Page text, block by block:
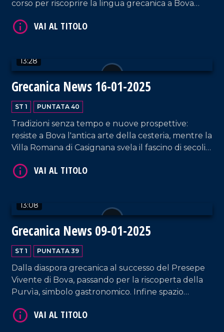
corso per riscoprire la lingua grecanica a Bova
calabrese del Novecento, e un territorio che
13:28
Grecanica News 16-01-2025
ST 1 PUNTATA 40
Tradizioni senza tempo e nuove prospettive:
resiste a Bova l'antica arte della cesteria, mentre la
Villa Romana di Casignana svela il fascino di secoli
Calabria, con l'arrivo di nuovi voli dal suo
13:08
Grecanica News 09-01-2025
ST 1 PUNTATA 39
Dalla diaspora grecanica al successo del Presepe
Vivente di Bova, passando per la riscoperta della
Purvìa, simbolo gastronomico. Infine spazio
Madonna dell'Isodia, è portatore di un messaggio